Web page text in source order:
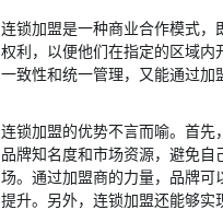
连锁加盟是一种商业合作模式，
权利，以便他们在指定的区域
一致性和统一管理，又能通过加
连锁加盟的优势不言而喻。首先
品牌知名度和市场资源，避免
场。通过加盟商的力量，品牌可
提升。另外，连锁加盟还能够实